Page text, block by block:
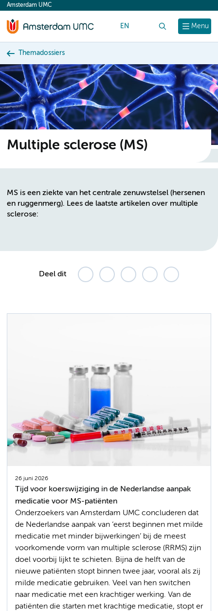
content
Menu
Amsterdam UMC
EN
Themadossiers
Multiple sclerose (MS)
MS is een ziekte van het centrale zenuwstelsel (hersenen
en ruggenmerg). Lees de laatste artikelen over multiple
sclerose:
Deel dit
26 juni 2026
Tijd voor koerswijziging in de Nederlandse aanpak
medicatie voor MS-patiënten
Onderzoekers van Amsterdam UMC concluderen dat
de Nederlandse aanpak van ‘eerst beginnen met milde
medicatie met minder bijwerkingen’ bij de meest
voorkomende vorm van multiple sclerose (RRMS) zijn
doel voorbij lijkt te schieten. Bijna de helft van de
nieuwe patiënten stopt binnen twee jaar, vooral als zij
milde medicatie gebruiken. Veel van hen switchen
naar medicatie met een krachtiger werking. Van de
patiënten die starten met krachtige medicatie, stopt er